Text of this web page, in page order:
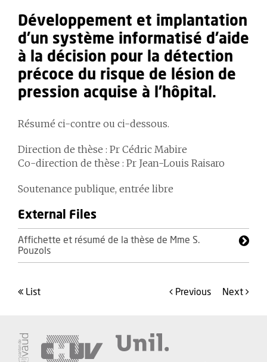
Développement et implantation
d’un système informatisé d’aide
à la décision pour la détection
précoce du risque de lésion de
pression acquise à l’hôpital.
Résumé ci-contre ou ci-dessous.
Direction de thèse : Pr Cédric Mabire
Co-direction de thèse : Pr Jean-Louis Raisaro
Soutenance publique, entrée libre
External Files
Affichette et résumé de la thèse de Mme S.
Pouzols
list Previous Next